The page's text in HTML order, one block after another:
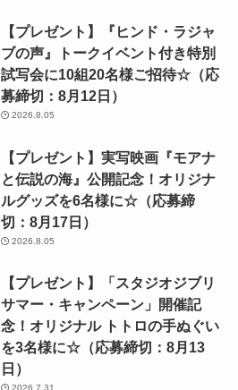
【プレゼント】『ヒンド・ラジャ
ブの声』トークイベント付き特別
試写会に10組20名様ご招待☆（応
募締切：8月12日）
2026.8.05
【プレゼント】実写映画『モアナ
と伝説の海』公開記念！オリジナ
ルグッズを6名様に☆（応募締
切：8月17日）
2026.8.05
【プレゼント】「スタジオジブリ
サマー・キャンペーン」開催記
念！オリジナル トトロの手ぬぐい
を3名様に☆（応募締切：8月13
日）
2026.7.31